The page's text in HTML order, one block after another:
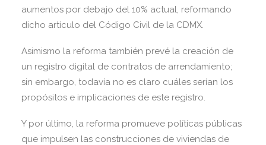
aumentos por debajo del 10% actual, reformando
dicho artículo del Código Civil de la CDMX.
Asimismo la reforma también prevé la creación de
un registro digital de contratos de arrendamiento;
sin embargo, todavía no es claro cuáles serían los
propósitos e implicaciones de este registro.
Y por último, la reforma promueve políticas públicas
que impulsen las construcciones de viviendas de